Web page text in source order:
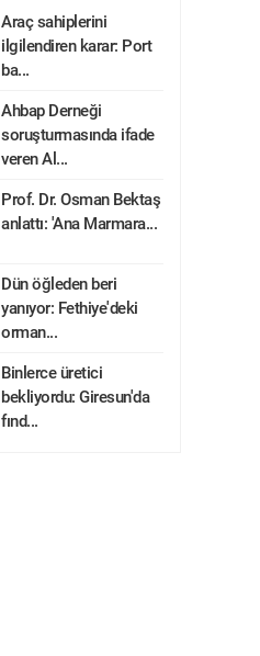
Araç sahiplerini
ilgilendiren karar: Port
ba...
Ahbap Derneği
soruşturmasında ifade
veren Al...
Prof. Dr. Osman Bektaş
anlattı: 'Ana Marmara...
Dün öğleden beri
yanıyor: Fethiye'deki
orman...
Binlerce üretici
bekliyordu: Giresun'da
fınd...